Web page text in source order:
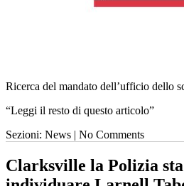
Ricerca del mandato dell’ufficio dello
“Leggi il resto di questo articolo”
Sezioni: News | No Comments
Clarksville la Polizia